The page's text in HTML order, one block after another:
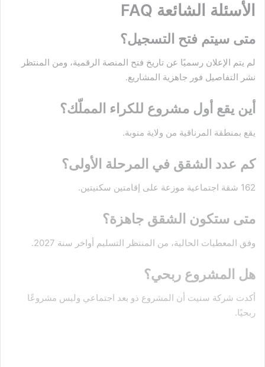
الأسئلة الشائعة FAQ
متى سيتم فتح التسجيل؟
لم يتم الإعلان رسميًا عن تاريخ فتح المنصة الرقمية، ومن المنتظر
نشر التفاصيل فور جاهزية المشاريع.
أين يقع أول مشروع للكراء المملّك؟
يقع بمنطقة المرناقية من ولاية منوبة.
كم عدد الشقق في المرحلة الأولى؟
162 شقة اجتماعية موزعة على إقامتين سكنيتين.
متى ستكون الشقق جاهزة؟
وفق المعطيات الحالية، من المنتظر التسليم أواخر سنة 2027.
هل المشروع ربحي؟
أكدت شركة سنيت أن المشروع ذو بعد اجتماعي وليس مشروعًا
ربحيًا.